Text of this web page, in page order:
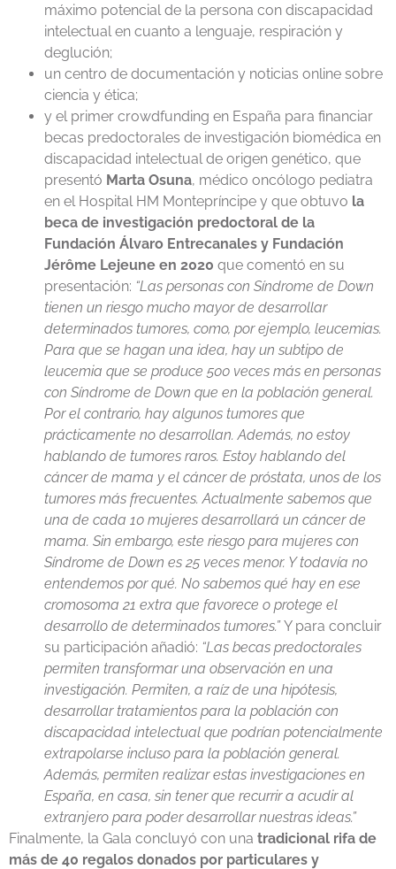
máximo potencial de la persona con discapacidad
intelectual en cuanto a lenguaje, respiración y
deglución;
un centro de documentación y noticias online sobre
ciencia y ética;
y el primer crowdfunding en España para financiar
becas predoctorales de investigación biomédica en
discapacidad intelectual de origen genético, que
presentó Marta Osuna, médico oncólogo pediatra
en el Hospital HM Montepríncipe y que obtuvo la
beca de investigación predoctoral de la
Fundación Álvaro Entrecanales y Fundación
Jérôme Lejeune en 2020 que comentó en su
presentación: “Las personas con Síndrome de Down
tienen un riesgo mucho mayor de desarrollar
determinados tumores, como, por ejemplo, leucemias.
Para que se hagan una idea, hay un subtipo de
leucemia que se produce 500 veces más en personas
con Síndrome de Down que en la población general.
Por el contrario, hay algunos tumores que
prácticamente no desarrollan. Además, no estoy
hablando de tumores raros. Estoy hablando del
cáncer de mama y el cáncer de próstata, unos de los
tumores más frecuentes. Actualmente sabemos que
una de cada 10 mujeres desarrollará un cáncer de
mama. Sin embargo, este riesgo para mujeres con
Síndrome de Down es 25 veces menor. Y todavía no
entendemos por qué. No sabemos qué hay en ese
cromosoma 21 extra que favorece o protege el
desarrollo de determinados tumores.”Y para concluir
su participación añadió: “Las becas predoctorales
permiten transformar una observación en una
investigación. Permiten, a raíz de una hipótesis,
desarrollar tratamientos para la población con
discapacidad intelectual que podrían potencialmente
extrapolarse incluso para la población general.
Además, permiten realizar estas investigaciones en
España, en casa, sin tener que recurrir a acudir al
extranjero para poder desarrollar nuestras ideas.”
Finalmente, la Gala concluyó con una tradicional rifa de
más de 40 regalos donados por particulares y